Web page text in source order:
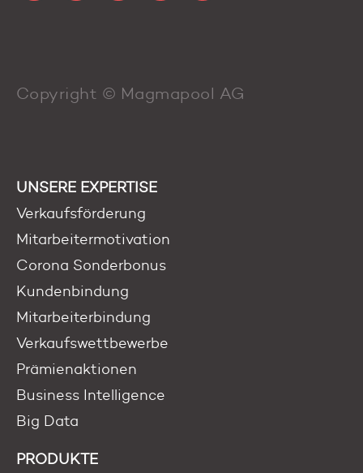
Copyright © Magmapool AG
UNSERE EXPERTISE
Verkaufsförderung
Mitarbeitermotivation
Corona Sonderbonus
Kundenbindung
Mitarbeiterbindung
Verkaufswettbewerbe
Prämienaktionen
Business Intelligence
Big Data
PRODUKTE